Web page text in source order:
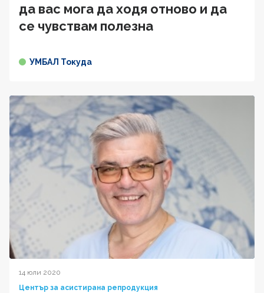
да вас мога да ходя отново и да
се чувствам полезна
УМБАЛ Токуда
14 юли 2020
Център за асистирана репродукция